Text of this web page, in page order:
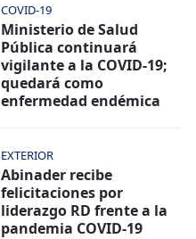
COVID-19
Ministerio de Salud
Pública continuará
vigilante a la COVID-19;
quedará como
enfermedad endémica
EXTERIOR
Abinader recibe
felicitaciones por
liderazgo RD frente a la
pandemia COVID-19